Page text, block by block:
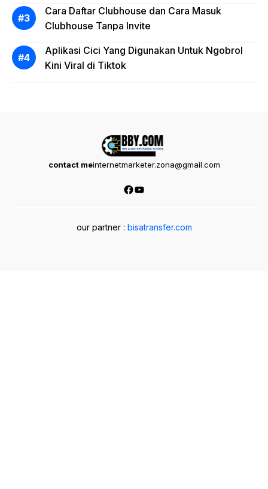
Cara Daftar Clubhouse dan Cara Masuk
Clubhouse Tanpa Invite
Aplikasi Cici Yang Digunakan Untuk Ngobrol
Kini Viral di Tiktok
contact meinternetmarketer.zona@gmail.com
Facebook
YouTube
our partner : bisatransfer.com